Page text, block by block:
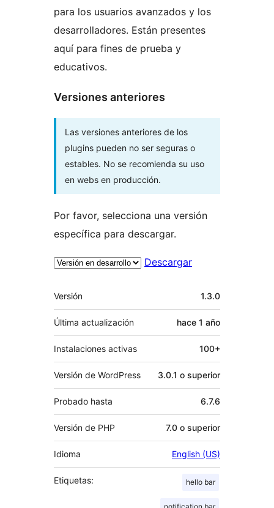
para los usuarios avanzados y los
desarrolladores. Están presentes
aquí para fines de prueba y
educativos.
Versiones anteriores
Las versiones anteriores de los
plugins pueden no ser seguras o
estables. No se recomienda su uso
en webs en producción.
Por favor, selecciona una versión
específica para descargar.
Descargar
Meta
Versión 1.3.0
Última actualización hace 1 año
Instalaciones activas 100+
Versión de WordPress 3.0.1 o superior
Probado hasta 6.7.6
Versión de PHP 7.0 o superior
Idioma English (US)
Etiquetas: hello bar
notification bar